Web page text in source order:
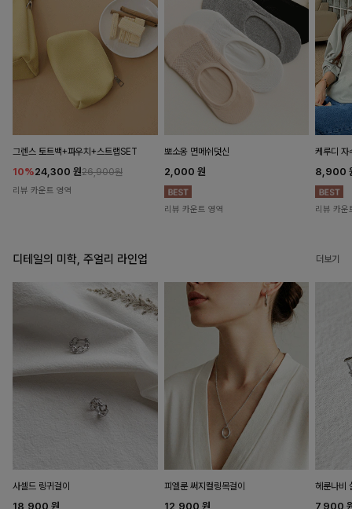
그렌스 토트백+파우치+스트랩SET
10%24,300 원26,900원
리뷰 카운트 영역
뽀소옹 면메쉬덧신
2,000 원
리뷰 카운트 영역
케루디 자
8,900
리뷰 카운
디테일의 미학, 주얼리 라인업 더보기
사셀드 링귀걸이
18,900 원
피엘룬 써지컬링목걸이
12,900 원
헤룬나비
7,900